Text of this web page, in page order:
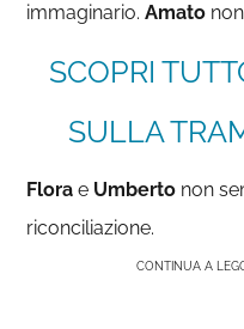
immaginario.Amato
SCOPRI
SULLA
Flora e Umberto non
riconciliazione.
CONTINUA A